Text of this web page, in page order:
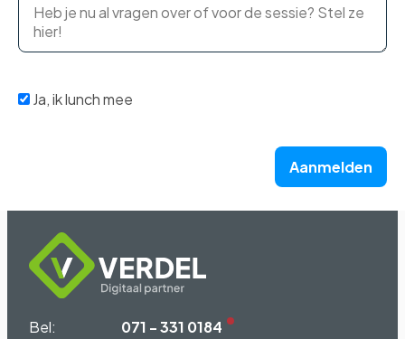
Ja, ik lunch mee
Aanmelden
Bel: 071 - 331 0184